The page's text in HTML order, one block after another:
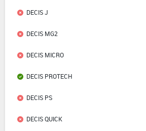
DECIS J
DECIS MG2
DECIS MICRO
DECIS PROTECH
DECIS PS
DECIS QUICK